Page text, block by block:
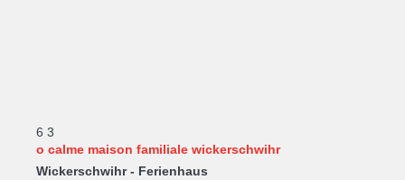
6 3
o calme maison familiale wickerschwihr
Wickerschwihr - Ferienhaus